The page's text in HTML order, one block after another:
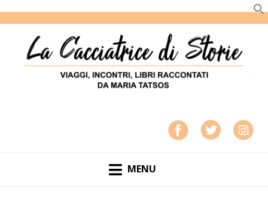
LA CACCIATRICE DI STORIE
VIAGGI, INCONTRI, LIBRI RACCONTATI DA MARIA
TATSOS
MENU